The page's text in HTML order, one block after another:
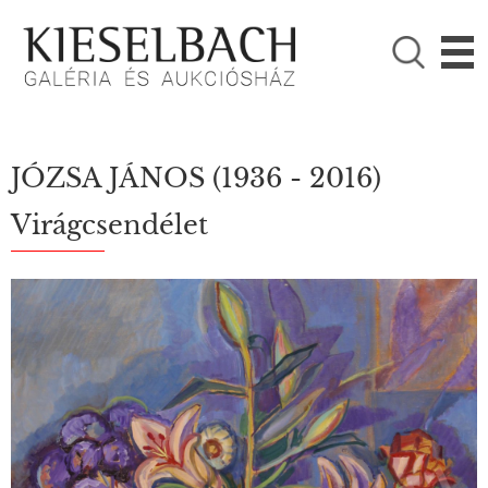

KÉRJÜK VÁLASSZON!
Festmények
JÓZSA JÁNOS (1936 - 2016)
Virágcsendélet